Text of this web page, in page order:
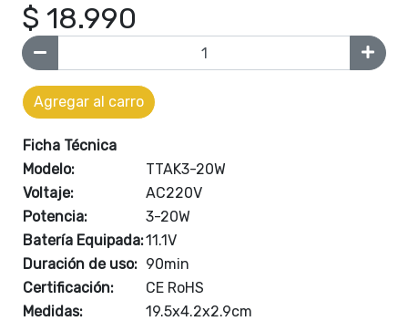
$ 18.990
Agregar al carro
Ficha Técnica
Modelo:
TTAK3-20W
Voltaje:
AC220V
Potencia:
3-20W
Batería Equipada:11.1V
Duración de uso: 90min
Certificación:
CE RoHS
Medidas:
19.5x4.2x2.9cm